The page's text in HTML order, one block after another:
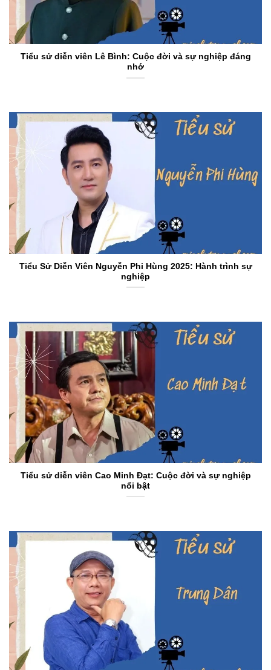
Tiểu sử diễn viên Lê Bình: Cuộc đời và sự nghiệp đáng
nhớ
Tiểu Sử Diễn Viên Nguyễn Phi Hùng 2025: Hành trình sự
nghiệp
Tiểu sử diễn viên Cao Minh Đạt: Cuộc đời và sự nghiệp
nổi bật